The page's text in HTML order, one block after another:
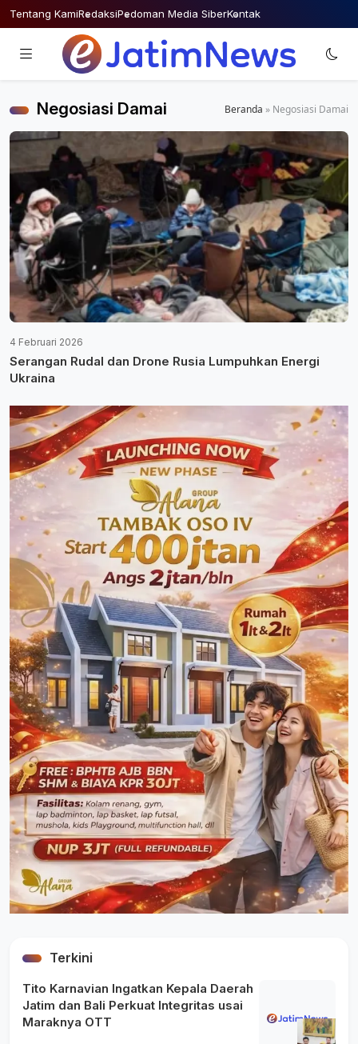
Skip
to
Tentang KamiRedaksiPedoman Media SiberKontak
Negosiasi Damai Beranda » Negosiasi Damai
4 Februari 2026
Serangan Rudal dan Drone Rusia Lumpuhkan Energi
Ukraina
Terkini
Tito Karnavian Ingatkan Kepala Daerah
Jatim dan Bali Perkuat Integritas usai
Maraknya OTT